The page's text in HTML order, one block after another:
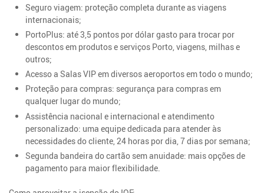
Seguro viagem: proteção completa durante as viagens
internacionais;
PortoPlus: até 3,5 pontos por dólar gasto para trocar por
descontos em produtos e serviços Porto, viagens, milhas e
outros;
Acesso a Salas VIP em diversos aeroportos em todo o mundo;
Proteção para compras: segurança para compras em
qualquer lugar do mundo;
Assistência nacional e internacional e atendimento
personalizado: uma equipe dedicada para atender às
necessidades do cliente, 24 horas por dia, 7 dias por semana;
Segunda bandeira do cartão sem anuidade: mais opções de
pagamento para maior flexibilidade.